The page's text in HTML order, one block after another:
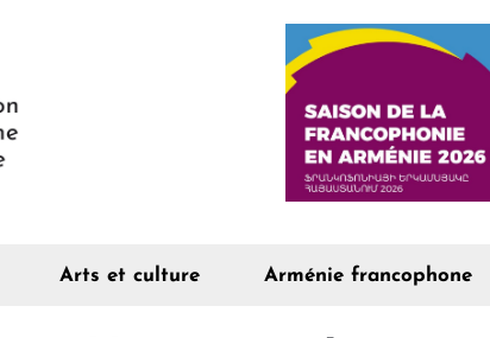
Arts et culture Arménie francophone